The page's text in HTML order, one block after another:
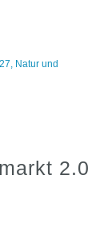
, Natur und
2.0